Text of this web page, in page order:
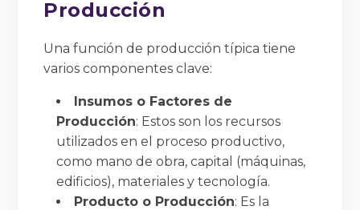
Producción
Una función de producción típica tiene
varios componentes clave:
Insumos o Factores de
Producción: Estos son los recursos
utilizados en el proceso productivo,
como mano de obra, capital (máquinas,
edificios), materiales y tecnología.
Producto o Producción: Es la